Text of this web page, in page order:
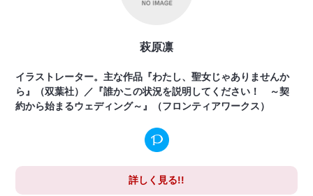
萩原凛
イラストレーター。主な作品『わたし、聖女じゃありませんか
ら』（双葉社）／『誰かこの状況を説明してください！ ～契
約から始まるウェディング～』（フロンティアワークス）
詳しく見る!!